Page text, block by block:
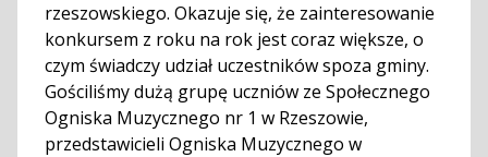
rzeszowskiego. Okazuje się, że zainteresowanie
konkursem z roku na rok jest coraz większe, o
czym świadczy udział uczestników spoza gminy.
Gościliśmy dużą grupę uczniów ze Społecznego
Ogniska Muzycznego nr 1 w Rzeszowie,
przedstawicieli Ogniska Muzycznego w